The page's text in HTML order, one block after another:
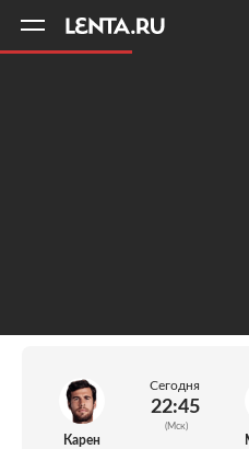
Карен
Сегодня
22:45
(Мск)